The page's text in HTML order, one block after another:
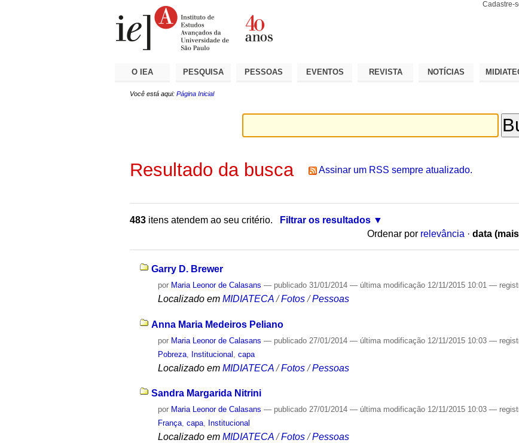
Cadastre-
O IEA PESQUISA PESSOAS EVENTOS REVISTA NOTÍCIAS
Você está aqui: Página Inicial
Resultado da busca Assinar um RSS sempre atualizado.
483 itens atendem ao seu critério.
Filtrar os resultados
Ordenar por relevância · data
Garry D. Brewer
por Maria Leonor de Calasans — publicado 31/01/2014— última modificação 12/11/2015 10:01—
Localizado em MIDIATECA /Fotos /Pessoas
Anna Maria Medeiros Peliano
por Maria Leonor de Calasans — publicado 27/01/2014— última modificação 12/11/2015 10:03—
Pobreza Institucional ,capa
Localizado em MIDIATECA /Fotos /Pessoas
Sandra Margarida Nitrini
por Maria Leonor de Calasans — publicado 27/01/2014— última modificação 12/11/2015 10:03—
França,capa, Institucional
Localizado em MIDIATECA /Fotos /Pessoas